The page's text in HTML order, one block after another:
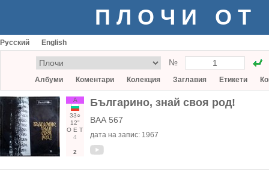
ПЛОЧИ ОТ
Русский English
№
Албуми Коментари Колекция Заглавия Етикети
А
33○
12"
О Е Т
4
2
Българино, знай своя род!
ВАА 567
дата на запис: 1967